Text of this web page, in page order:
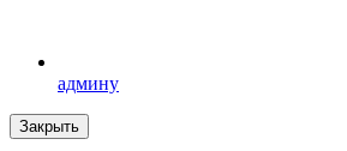
админу
Закрыть